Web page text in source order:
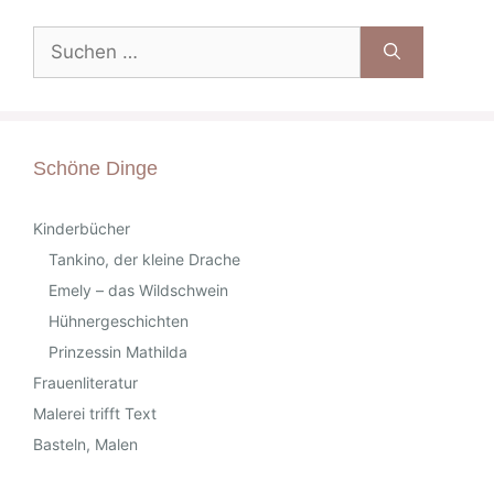
nach:
Schöne Dinge
Kinderbücher
Tankino, der kleine Drache
Emely – das Wildschwein
Hühnergeschichten
Prinzessin Mathilda
Frauenliteratur
Malerei trifft Text
Basteln, Malen